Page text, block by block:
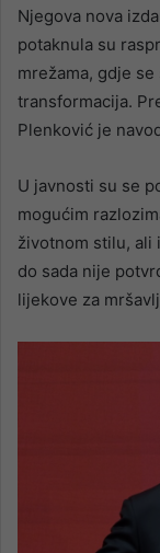
Njegova nova
potaknula su
mrežama, gdje
transformacija.
Plenković je
U javnosti su se
mogućim
životnom stilu, ali
do sada nije
lijekove za